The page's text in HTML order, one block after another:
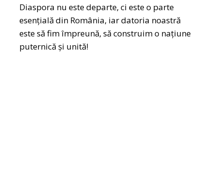
Diaspora nu este departe, ci este o parte
esențială din România, iar datoria noastră
este să fim împreună, să construim o națiune
puternică și unită!